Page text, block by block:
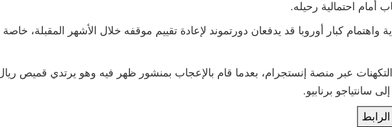
أمام احتمالية رحيله.
واهتمام كبار أوروبا قد يدفعان دورتموند لإعادة تقييم موقفه خلال الأشهر المقبلة،
عبر منصة إنستجرام، بعدما قام بالإعجاب بمنشور ظهر فيه وهو يرتدي قميص
سانتياجو برنابيو.